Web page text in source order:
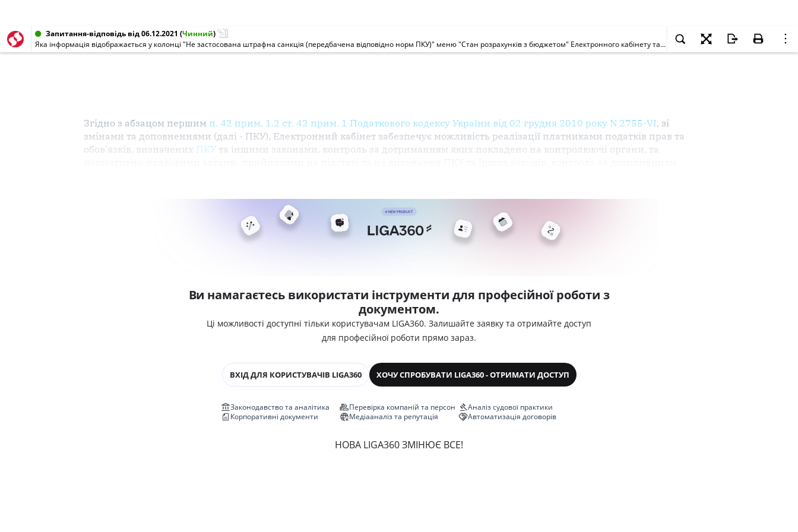
Запитання-відповідь від 06.12.2021 (Чинний)
Яка інформація відображається у колонці "Не застосована штрафна санкція (передбачена відповідно норм ПКУ)" меню "Стан розрахунків з бюджетом" Електронного кабінету та чи є обов'язковою для сплати відображена сума?
Згідно з абзацом першим п. 42 прим. 1.2 ст. 42 прим. 1 Податкового кодексуУкраїни від 02 грудня 2010 року N 2755-VI, зі
змінами та доповненнями (далі - ПКУ), Електронний кабінет забезпечуєможливість реалізації платниками податків прав та
обов'язків, визначених ПКУта іншими законами, контроль за дотриманням яких покладено на контролюючі органи, та
Ви намагаєтесь використати інструменти для професійної роботи з
документом.
Ці можливості доступні тільки користувачам LIGA360. Залишайте заявку та отримайте доступ
для професійної роботи прямо зараз.
ВХІД ДЛЯ КОРИСТУВАЧІВ LIGA360 ХОЧУ СПРОБУВАТИ LIGA360 - ОТРИМАТИ ДОСТУП
Законодавство та аналітика
Корпоративні документи
Перевірка компаній та персон
Медіааналіз та репутація
Аналіз судової практики
Автоматизація договорів
НОВА LIGA360 ЗМІНЮЄ ВСЕ!